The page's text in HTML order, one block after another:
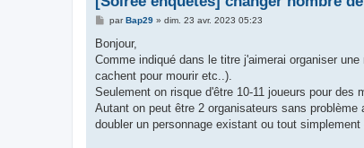
M
s
a
g
parBap29» dim. 23 avr. 2023 05:23
Bonjour,
Comme indiqué dans le titre j'aimerai organiser
cachent pour mourir etc..).
Seulement on risque d'être 10-11 joueurs pour des
Autant on peut être 2 organisateurs sans
doubler un personnage existant ou tout